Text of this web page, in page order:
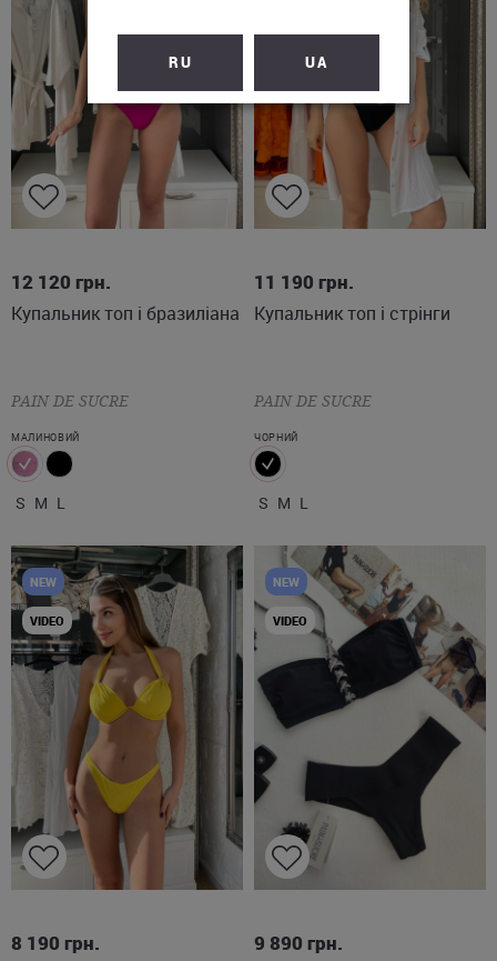
12 120 грн.
Купальник топ і бразиліана
PAIN DE SUCRE
МАЛИНОВИЙ
S M L
11 190 грн.
Купальник топ і стрінги
PAIN DE SUCRE
ЧОРНИЙ
S M L
NEW
VIDEO
8 190 грн.
NEW
VIDEO
9 890 грн.
RU UA